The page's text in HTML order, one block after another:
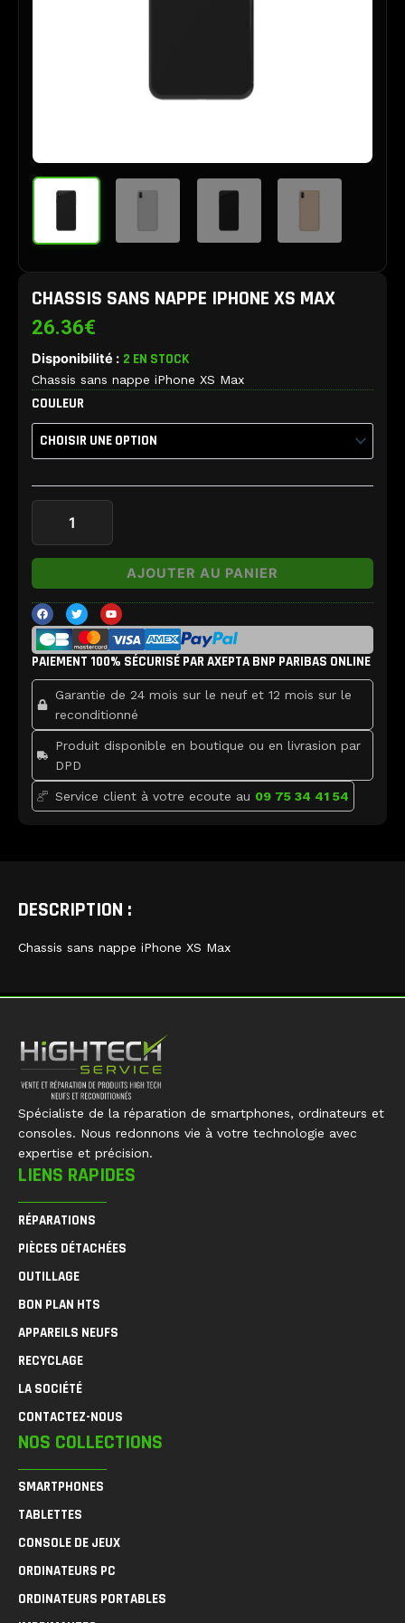
CHASSIS SANS NAPPE IPHONE XS MAX
26.36€
Disponibilité : 2 EN STOCK
Chassis sans nappe iPhone XS Max
COULEUR
quantité
Chassis
iPhone
XS
AJOUTER AU PANIER
F
a
c
e
b
o
k
T
w
i
t
t
e
Y
o
u
t
u
b
PAIEMENT 100% SÉCURISÉ PAR AXEPTA BNP PARIBAS ONLINE
Garantie de 24 mois sur le neuf et 12 mois sur le
reconditionné
Produit disponible en boutique ou en livrasion par
DPD
Service client à votre ecoute au 09 75 34 41 54
DESCRIPTION :
Chassis sans nappe iPhone XS Max
Spécialiste de la réparation de smartphones, ordinateurs et
consoles. Nous redonnons vie à votre technologie avec
expertise et précision.
LIENS RAPIDES
RÉPARATIONS
PIÈCES DÉTACHÉES
OUTILLAGE
BON PLAN HTS
APPAREILS NEUFS
RECYCLAGE
LA SOCIÉTÉ
CONTACTEZ-NOUS
NOS COLLECTIONS
SMARTPHONES
TABLETTES
CONSOLE DE JEUX
ORDINATEURS PC
ORDINATEURS PORTABLES